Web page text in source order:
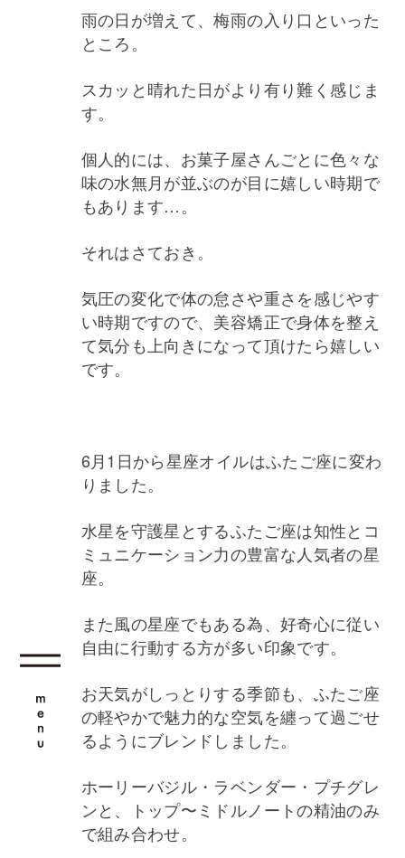
雨の日が増えて、梅雨の入り口といった
ところ。
スカッと晴れた日がより有り難く感じま
す。
個人的には、お菓子屋さんごとに色々な
味の水無月が並ぶのが目に嬉しい時期で
もあります…。
それはさておき。
気圧の変化で体の怠さや重さを感じやす
い時期ですので、美容矯正で身体を整え
て気分も上向きになって頂けたら嬉しい
です。
6月1日から星座オイルはふたご座に変わ
りました。
水星を守護星とするふたご座は知性とコ
ミュニケーション力の豊富な人気者の星
座。
また風の星座でもある為、好奇心に従い
自由に行動する方が多い印象です。
お天気がしっとりする季節も、ふたご座
の軽やかで魅力的な空気を纏って過ごせ
るようにブレンドしました。
ホーリーバジル・ラベンダー・プチグレ
ンと、トップ〜ミドルノートの精油のみ
で組み合わせ。